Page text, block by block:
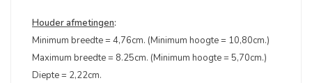
Houder afmetingen:
Minimum breedte = 4,76cm. (Minimum hoogte = 10,80cm.)
Maximum breedte = 8.25cm. (Minimum hoogte = 5,70cm.)
Diepte = 2,22cm.